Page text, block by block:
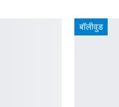
बॉलीवुड